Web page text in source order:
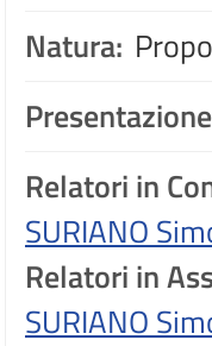
Natura:
Relatori in
SURIANO
Relatori in
SURIANO